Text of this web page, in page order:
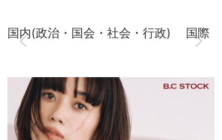
国内(政治・国会・社会・行政) 国際